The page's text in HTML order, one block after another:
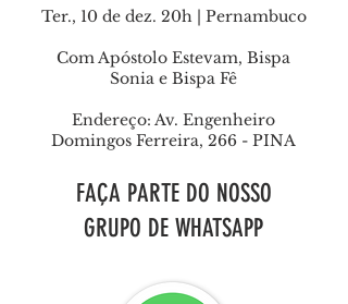
Ter., 10 de dez. 20h | Pernambuco
Com Apóstolo Estevam, Bispa
Sonia e Bispa Fê
Endereço: Av. Engenheiro
Domingos Ferreira, 266 - PINA
FAÇA PARTE DO NOSSO
GRUPO DE WHATSAPP